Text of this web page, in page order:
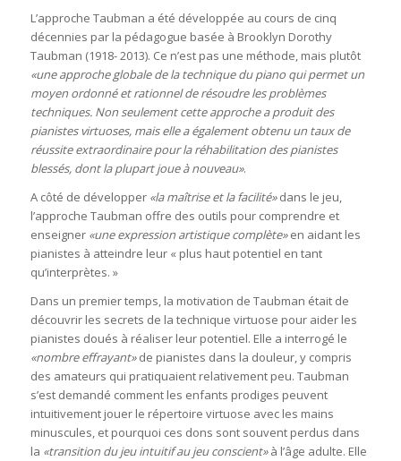
L’approche Taubman a été développée au cours de cinq
décennies par la pédagogue basée à Brooklyn Dorothy
Taubman (1918- 2013). Ce n’est pas une méthode, mais plutôt
«une approche globale de la technique du piano qui permet un
moyen ordonné et rationnel de résoudre les problèmes
techniques. Non seulement cette approche a produit des
pianistes virtuoses, mais elle a également obtenu un taux de
réussite extraordinaire pour la réhabilitation des pianistes
blessés, dont la plupart joue à nouveau».
A côté de développer «la maîtrise et la facilité»dans le jeu,
l’approche Taubman offre des outils pour comprendre et
enseigner «une expression artistique complète»en aidant les
pianistes à atteindre leur « plus haut potentiel en tant
qu’interprètes. »
Dans un premier temps, la motivation de Taubman était de
découvrir les secrets de la technique virtuose pour aider les
pianistes doués à réaliser leur potentiel. Elle a interrogé le
«nombre effrayant»de pianistes dans la douleur, y compris
des amateurs qui pratiquaient relativement peu. Taubman
s’est demandé comment les enfants prodiges peuvent
intuitivement jouer le répertoire virtuose avec les mains
minuscules, et pourquoi ces dons sont souvent perdus dans
la «transition du jeu intuitif au jeu conscient»à l’âge adulte. Elle